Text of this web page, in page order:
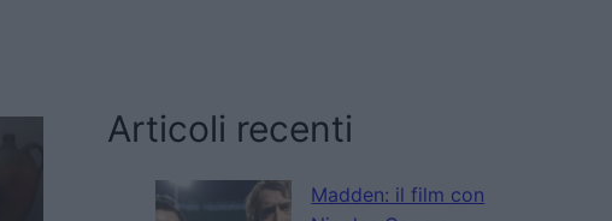
Articoli recenti
Madden: il film con